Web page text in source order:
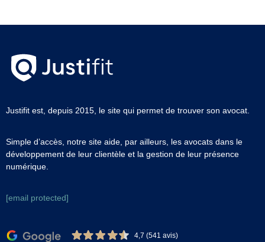
Justifit est, depuis 2015, le site qui permet de trouver son avocat.
Simple d’accès, notre site aide, par ailleurs, les avocats dans le
développement de leur clientèle et la gestion de leur présence
numérique.
[email protected]
4,7 (541 avis)